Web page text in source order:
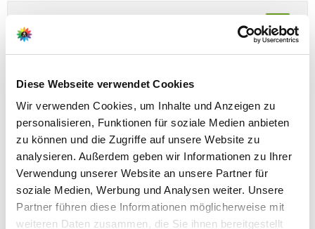
Diese Webseite verwendet Cookies
Wir verwenden Cookies, um Inhalte und Anzeigen zu
personalisieren, Funktionen für soziale Medien anbieten
zu können und die Zugriffe auf unsere Website zu
analysieren. Außerdem geben wir Informationen zu Ihrer
Verwendung unserer Website an unsere Partner für
soziale Medien, Werbung und Analysen weiter. Unsere
Partner führen diese Informationen möglicherweise mit
weiteren Daten zusammen, die Sie ihnen bereitgestellt
Pflegetipps
Standort
sonnig bis halbschattig
lockere, humose und nährstoffreiche Gartenerde, die leicht
sauer sein sollte, ggf. den Pflanzboden mit Torf aufbessern
bzw. anreichern